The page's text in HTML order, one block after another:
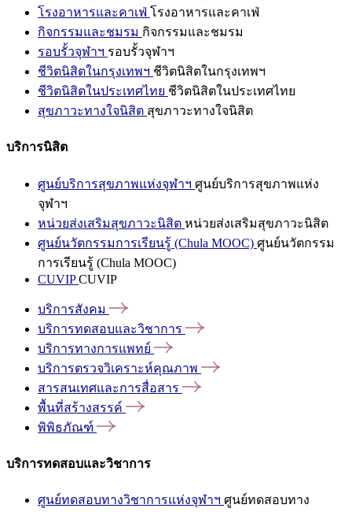
โรงอาหารและคาเฟ่ โรงอาหารและคาเฟ่
กิจกรรมและชมรม กิจกรรมและชมรม
รอบรั้วจุฬาฯ รอบรั้วจุฬาฯ
ชีวิตนิสิตในกรุงเทพฯ ชีวิตนิสิตในกรุงเทพฯ
ชีวิตนิสิตในประเทศไทย ชีวิตนิสิตในประเทศไทย
สุขภาวะทางใจนิสิต สุขภาวะทางใจนิสิต
บริการนิสิต
ศูนย์บริการสุขภาพแห่งจุฬาฯ ศูนย์บริการสุขภาพแห่ง
จุฬาฯ
หน่วยส่งเสริมสุขภาวะนิสิต หน่วยส่งเสริมสุขภาวะนิสิต
ศูนย์นวัตกรรมการเรียนรู้ (Chula MOOC) ศูนย์นวัตกรรม
การเรียนรู้ (Chula MOOC)
CUVIPCUVIP
บริการสังคม
บริการทดสอบและวิชาการ
บริการทางการแพทย์
บริการตรวจวิเคราะห์คุณภาพ
สารสนเทศและการสื่อสาร
พื้นที่สร้างสรรค์
พิพิธภัณฑ์
บริการทดสอบและวิชาการ
ศูนย์ทดสอบทางวิชาการแห่งจุฬาฯ ศูนย์ทดสอบทาง